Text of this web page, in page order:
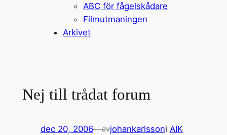
ABC för fågelskådare
Filmutmaningen
Arkivet
Nej till trådat forum
dec 20, 2006—avjohankarlssoni AIK